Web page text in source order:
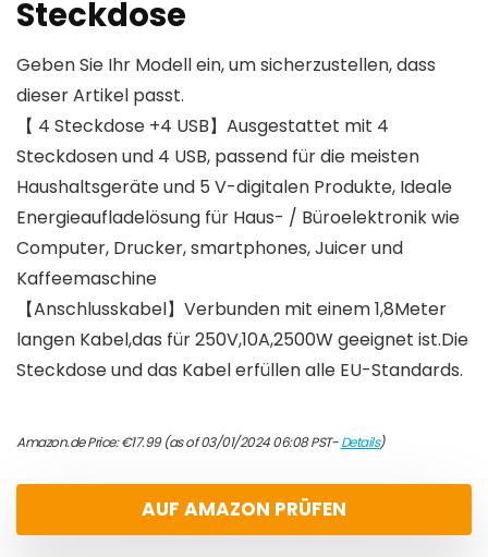
Steckdose
Geben Sie Ihr Modell ein, um sicherzustellen, dass
dieser Artikel passt.
【 4 Steckdose +4 USB】Ausgestattet mit 4
Steckdosen und 4 USB, passend für die meisten
Haushaltsgeräte und 5 V-digitalen Produkte, Ideale
Energieaufladelösung für Haus- / Büroelektronik wie
Computer, Drucker, smartphones, Juicer und
Kaffeemaschine
【Anschlusskabel】Verbunden mit einem 1,8Meter
langen Kabel,das für 250V,10A,2500W geeignet ist.Die
Steckdose und das Kabel erfüllen alle EU-Standards.
Amazon.de Price:€17.99(as of 03/01/2024 06:08 PST-Details)
AUF AMAZON PRÜFEN